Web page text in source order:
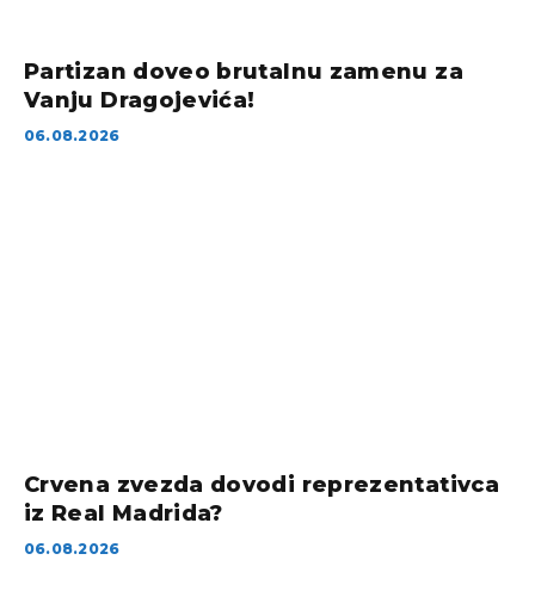
Partizan doveo brutalnu zamenu za
Vanju Dragojevića!
06.08.2026
Crvena zvezda dovodi reprezentativca
iz Real Madrida?
06.08.2026